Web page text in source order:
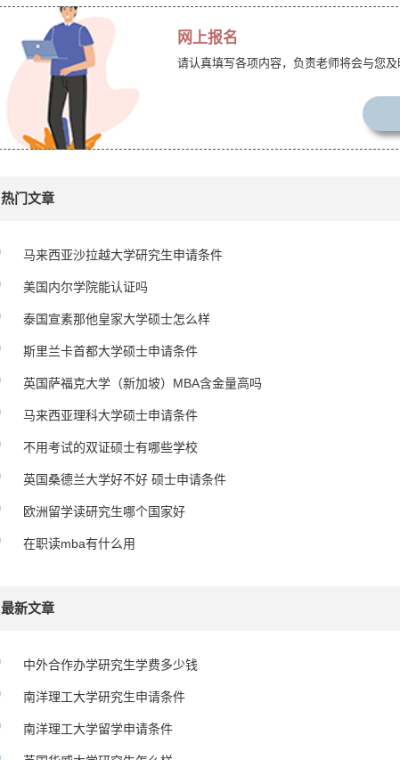
网上报名
请认真填写各项内容，负责老师将会与您及
热门文章
马来西亚沙拉越大学研究生申请条件
美国内尔学院能认证吗
泰国宣素那他皇家大学硕士怎么样
斯里兰卡首都大学硕士申请条件
英国萨福克大学（新加坡）MBA含金量高吗
马来西亚理科大学硕士申请条件
不用考试的双证硕士有哪些学校
英国桑德兰大学好不好 硕士申请条件
欧洲留学读研究生哪个国家好
在职读mba有什么用
最新文章
中外合作办学研究生学费多少钱
南洋理工大学研究生申请条件
南洋理工大学留学申请条件